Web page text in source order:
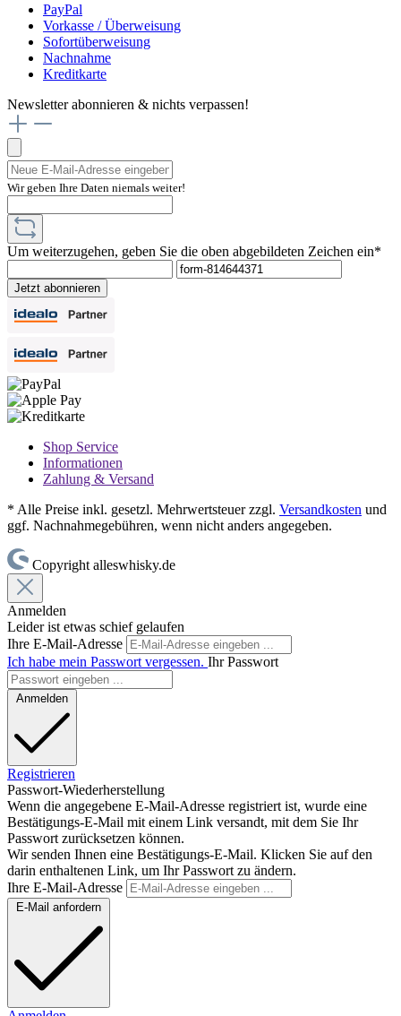
PayPal
Vorkasse / Überweisung
Sofortüberweisung
Nachnahme
Kreditkarte
Newsletter abonnieren & nichts verpassen!
Wir geben Ihre Daten niemals weiter!
Um weiterzugehen, geben Sie die oben abgebildeten Zeichen ein*
Jetzt abonnieren
Shop Service
Informationen
Zahlung & Versand
* Alle Preise inkl. gesetzl. Mehrwertsteuer zzgl. Versandkosten und
ggf. Nachnahmegebühren, wenn nicht anders angegeben.
Copyright alleswhisky.de
Anmelden
Leider ist etwas schief gelaufen
Ihre E-Mail-Adresse
Ich habe mein Passwort vergessen. Ihr Passwort
Anmelden
Registrieren
Passwort-Wiederherstellung
Wenn die angegebene E-Mail-Adresse registriert ist, wurde eine
Bestätigungs-E-Mail mit einem Link versandt, mit dem Sie Ihr
Passwort zurücksetzen können.
Wir senden Ihnen eine Bestätigungs-E-Mail. Klicken Sie auf den
darin enthaltenen Link, um Ihr Passwort zu ändern.
Ihre E-Mail-Adresse
E-Mail anfordern